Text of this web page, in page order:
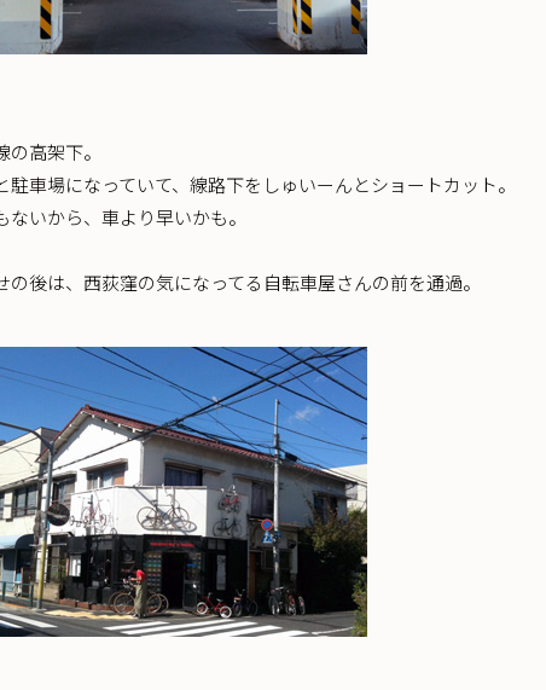
の高架下。
駐車場になっていて、線路下をしゅいーんとショートカット。
ないから、車より早いかも。
の後は、西荻窪の気になってる自転車屋さんの前を通過。